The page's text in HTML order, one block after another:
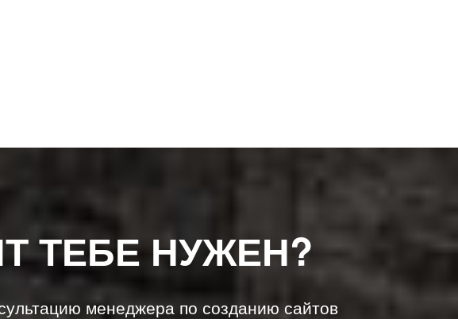
ТЕБЕ НУЖЕН?
менеджера по созданию сайтов